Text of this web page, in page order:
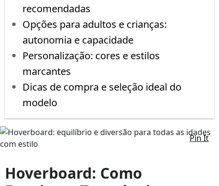
recomendadas
Opções para adultos e crianças:
autonomia e capacidade
Personalização: cores e estilos
marcantes
Dicas de compra e seleção ideal do
modelo
equilíbrio
Pin It
Hoverboard: Como